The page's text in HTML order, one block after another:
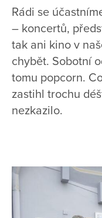
Rádi se
– koncertů,
tak ani kino v
chybět. Sobotní
tomu popcorn.
zastihl trochu
nezkazilo.